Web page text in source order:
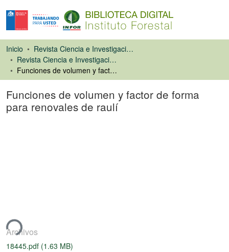
Inicio
Revista Ciencia e Investigación Forestal (CIFOR)
Revista Ciencia e Investigación Forestal
Funciones de volumen y factor de forma para renovales de raulí
Funciones de volumen y factor de forma
para renovales de raulí
Archivos
18445.pdf (1.63 MB)